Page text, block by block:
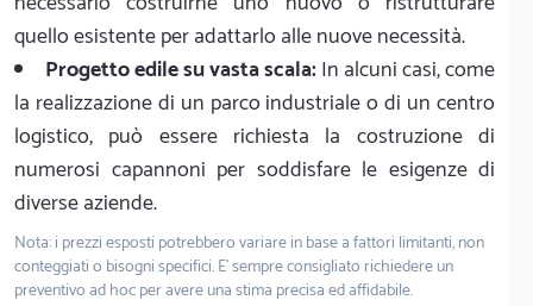
quello esistente per adattarlo alle nuove necessità.
Progetto edile su vasta scala:In alcuni casi, come
la realizzazione di un parco industriale o di un centro
logistico, può essere richiesta la costruzione di
numerosi capannoni per soddisfare le esigenze di
diverse aziende.
Nota: i prezzi esposti potrebbero variare in base a fattori limitanti, non
conteggiati o bisogni specifici. E' sempre consigliato richiedere un
preventivo ad hoc per avere una stima precisa ed affidabile.